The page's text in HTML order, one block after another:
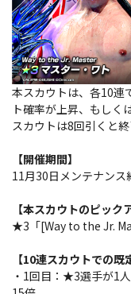
本スカウトは、各10連
ト確率が上昇、もしく
スカウトは8回引くと終
【開催期間】
11月30日メンテナン
【本スカウトのピック
★3「[Way to the Jr.
【10連スカウトでの既
・1回目：★3選手が1